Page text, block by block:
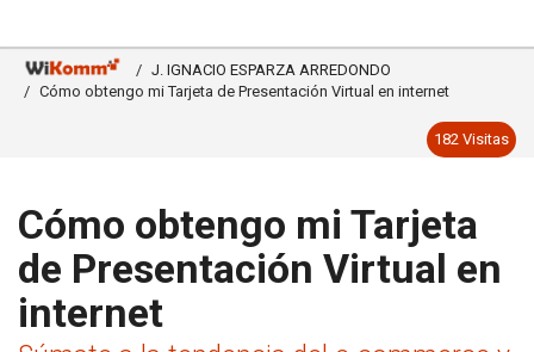
J. IGNACIO ESPARZA ARREDONDO
Cómo obtengo mi Tarjeta de Presentación Virtual en internet
182 Visitas
Cómo obtengo mi Tarjeta
de Presentación Virtual en
internet